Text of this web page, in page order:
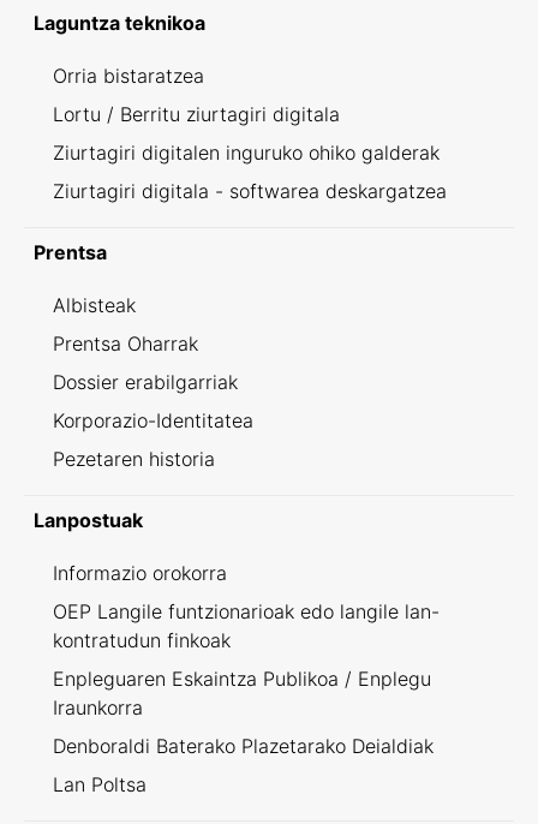
Laguntza teknikoa
Orria bistaratzea
Lortu / Berritu ziurtagiri digitala
Ziurtagiri digitalen inguruko ohiko galderak
Ziurtagiri digitala - softwarea deskargatzea
Prentsa
Albisteak
Prentsa Oharrak
Dossier erabilgarriak
Korporazio-Identitatea
Pezetaren historia
Lanpostuak
Informazio orokorra
OEP Langile funtzionarioak edo langile lan-
kontratudun finkoak
Enpleguaren Eskaintza Publikoa / Enplegu
Iraunkorra
Denboraldi Baterako Plazetarako Deialdiak
Lan Poltsa